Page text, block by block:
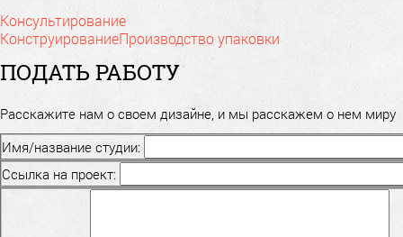
Консультирование
КонструированиеПроизводство упаковки
ПОДАТЬ РАБОТУ
Расскажите нам о своем дизайне, и мы расскажем о нем миру
Имя/название студии:
Ссылка на проект: